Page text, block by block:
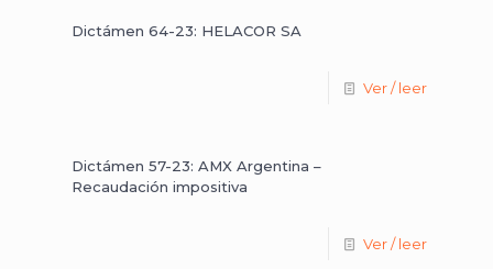
Dictámen 64-23: HELACOR SA
Ver / leer
Dictámen 57-23: AMX Argentina –
Recaudación impositiva
Ver / leer